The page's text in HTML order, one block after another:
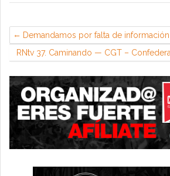
Demandamos por falta de
RNtv 37. Caminando — CGT – Confederal